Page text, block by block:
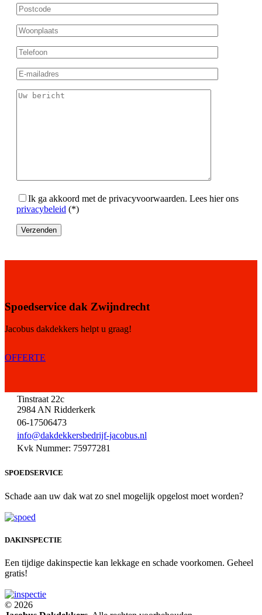
Ik ga akkoord met de privacyvoorwaarden. Lees hier ons
privacybeleid (*)
Spoedservice dak Zwijndrecht
Jacobus dakdekkers helpt u graag!
OFFERTE
Tinstraat 22c
2984 AN Ridderkerk
06-17506473
info@dakdekkersbedrijf-jacobus.nl
Kvk Nummer: 75977281
SPOEDSERVICE
Schade aan uw dak wat zo snel mogelijk opgelost moet worden?
DAKINSPECTIE
Een tijdige dakinspectie kan lekkage en schade voorkomen. Geheel
gratis!
© 2026